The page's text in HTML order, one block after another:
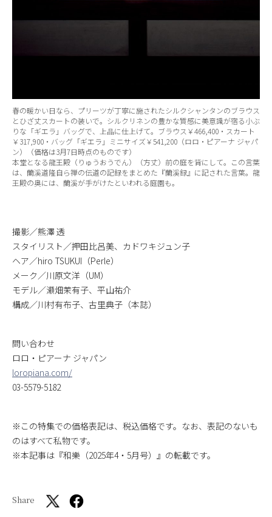
春の暖かい日なら、プリーツが丁寧に施されたシルクシャンタンのブラウス
とひざ丈スカートの装いで。シルクリネンの豊かな質感に美意識が宿る小ぶ
りな「ギエラ」バッグで、上品に仕上げて。ブラウス￥466,400・スカート
￥317,900・バッグ「ギエラ」ミニサイズ￥541,200（ロロ・ピアーナ ジャパ
ン）（価格は3月7日時点のものです）
本堂となる龍王殿（りゅうおうでん）（方丈）前の庭を背にして。この言葉
は、蘭溪道隆自ら禅の伝道の記録をまとめた『蘭溪録』に記された言葉。龍
王殿の奥には、蘭溪が手がけたといわれる庭園も。
撮影／熊澤 透
スタイリスト／押田比呂美、カドワキジュン子
ヘア／hiro TSUKUI（Perle）
メーク／川原文洋（UM）
モデル／瀬畑茉有子、平山祐介
構成／川村有布子、古里典子（本誌）
問い合わせ
ロロ・ピアーナ ジャパン
loropiana.com/
03-5579-5182
※この特集での価格表記は、税込価格です。なお、表記のないも
のはすべて私物です。
※本記事は『和樂（2025年4・5月号）』の転載です。
Share